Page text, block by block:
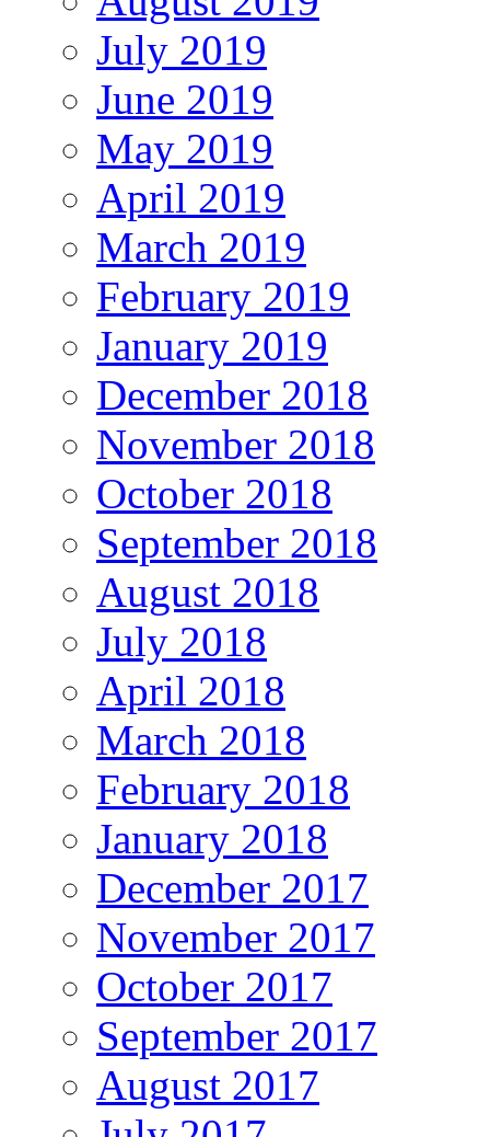
July 2019
June 2019
May 2019
April 2019
March 2019
February 2019
January 2019
December 2018
November 2018
October 2018
September 2018
August 2018
July 2018
April 2018
March 2018
February 2018
January 2018
December 2017
November 2017
October 2017
September 2017
August 2017